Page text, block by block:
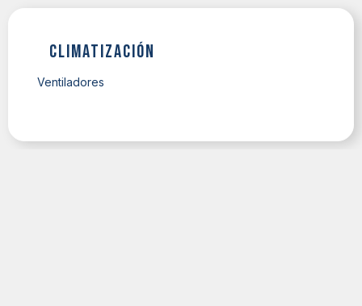
Climatización
Ventiladores